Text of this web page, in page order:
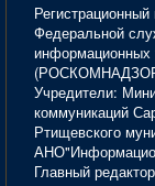
Федеральной
информационных
Учредители:
коммуникаций
Ртищевского
Главный